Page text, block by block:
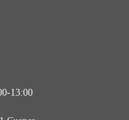
13:00